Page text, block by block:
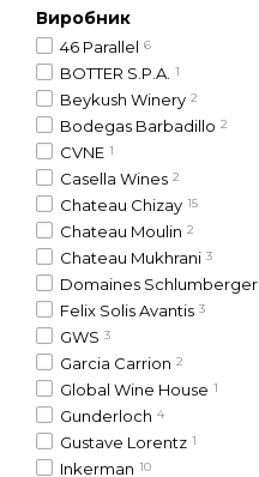
Виробник
46 Parallel 6
BOTTER S.P.A. 1
Beykush Winery 2
Bodegas Barbadillo 2
CVNE 1
Casella Wines 2
Chateau Chizay 15
Chateau Moulin 2
Chateau Mukhrani 3
Domaines Schlumberger
Felix Solis Avantis 3
GWS 3
Garcia Carrion 2
Global Wine House 1
Gunderloch 4
Gustave Lorentz 1
Inkerman 10